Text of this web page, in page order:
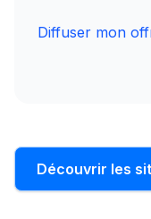
Diffuser mon
Découvrir les